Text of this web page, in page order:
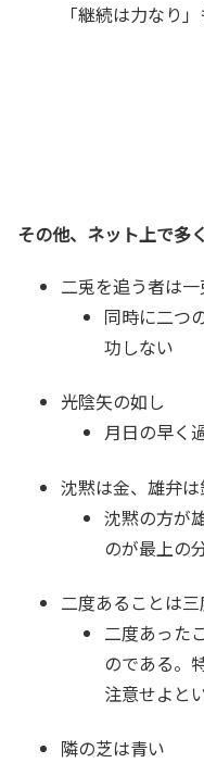
「継続は力なり
その他、ネット上で多
二兎を追う者は
同時に二つ
功しない
光陰矢の如し
月日の早く
沈黙は金、雄弁
沈黙の方が
のが最上の
二度あることは三
二度あった
のである。
注意せよと
隣の芝は青い